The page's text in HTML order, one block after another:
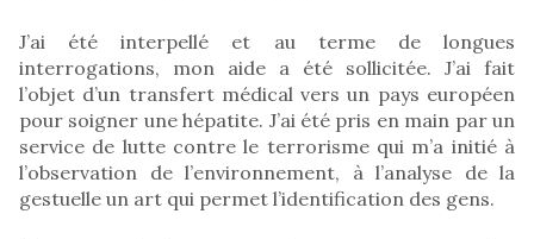
J’ai été interpellé et au terme de longues
interrogations, mon aide a été sollicitée. J’ai fait
l’objet d’un transfert médical vers un pays européen
pour soigner une hépatite. J’ai été pris en main par un
service de lutte contre le terrorisme qui m’a initié à
l’observation de l’environnement, à l’analyse de la
gestuelle un art qui permet l’identification des gens.